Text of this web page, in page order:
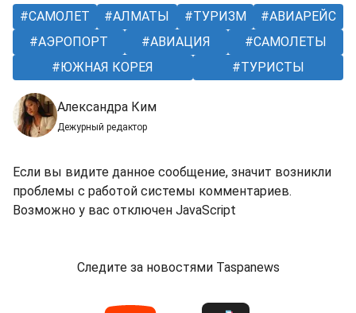
САМОЛЕТ АЛМАТЫ ТУРИЗМ
АВИАРЕЙС
АЭРОПОРТ
АВИАЦИЯ
САМОЛЕТЫ
ЮЖНАЯ КОРЕЯ
ТУРИСТЫ
Александра Ким
Дежурный редактор
Если вы видите данное сообщение, значит возникли
проблемы с работой системы комментариев.
Возможно у вас отключен JavaScript
Следите за новостями Taspanews